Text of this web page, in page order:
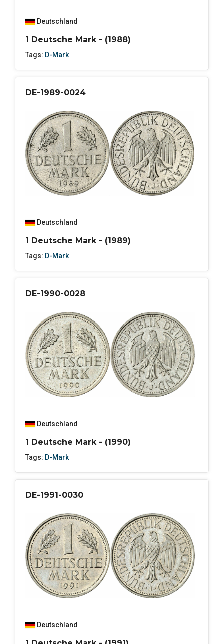
Deutschland
1 Deutsche Mark - (1988)
Tags: D-Mark
DE-1989-0024
Deutschland
1 Deutsche Mark - (1989)
Tags: D-Mark
DE-1990-0028
Deutschland
1 Deutsche Mark - (1990)
Tags: D-Mark
DE-1991-0030
Deutschland